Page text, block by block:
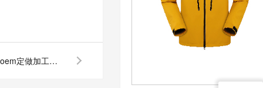
广州佛山高端品牌羽绒服oem定做加工厂家在哪里？